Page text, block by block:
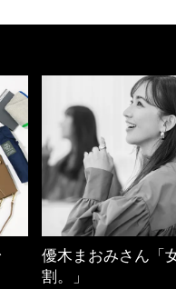
40代の小顔メイク